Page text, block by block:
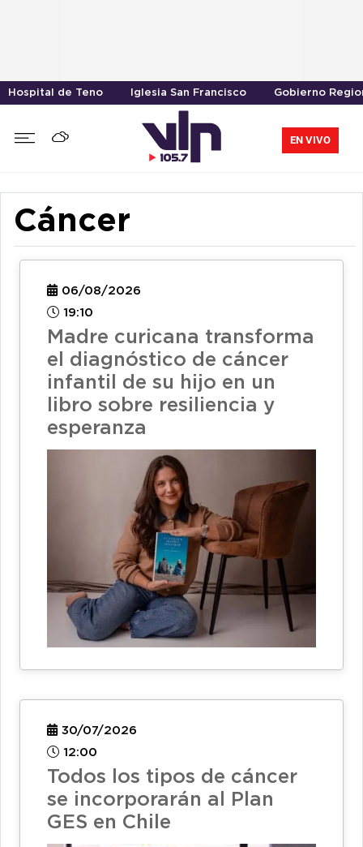
Hospital de Teno Iglesia San Francisco Gobierno
EN VIVO
Cáncer
06/08/2026
19:10
Madre curicana transforma
el diagnóstico de cáncer
infantil de su hijo en un
libro sobre resiliencia y
esperanza
30/07/2026
12:00
Todos los tipos de cáncer
se incorporarán al Plan
GES en Chile